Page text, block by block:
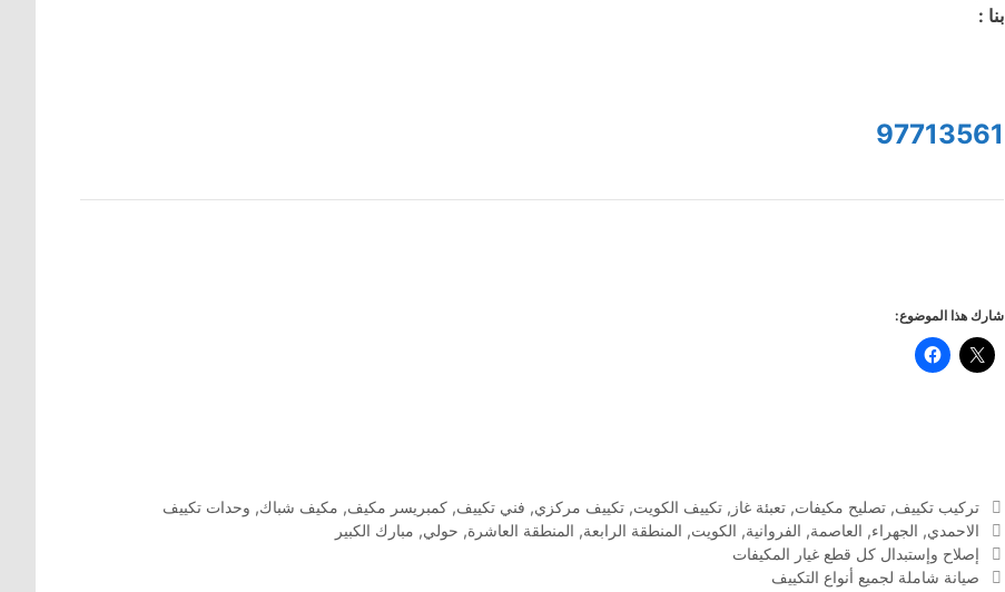
بنا :
97713561
شارك هذا الموضوع:
التصنيفات
تركيب تكييف, تصليح مكيفات, تعبئة غاز , تكييف الكويت, تكييف مركزي, فني تكييف, كمبريسر مكيف, مكيف شباك, وحدات تكييف
الوسوم
الاحمدي, الجهراء, العاصمة, الفروانية, الكويت, المنطقة الرابعة, المنطقة العاشرة, حولي, مبارك الكبير
إصلاح وإستبدال كل قطع غيار المكيفات
صيانة شاملة لجميع أنواع التكييف